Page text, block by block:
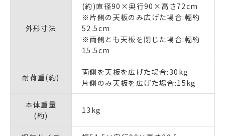
外形寸法
(約)直径90×奥行90×高さ72cm
※片側の天板のみ広げた場合:幅約
52.5cm
※両側とも天板を閉じた場合:幅約
15.5cm
耐荷重(約)
両側を天板を広げた場合:30kg
片側のみ天板を広げた場合:15kg
本体重量
(約)
13kg